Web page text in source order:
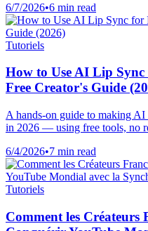
6/7/2026•6 min read
Tutoriels
How to Use AI Lip
Free Creator's Guide
A hands-on guide to making
in 2026 — using free tools, no
6/4/2026•7 min read
Tutoriels
Comment les Créateurs